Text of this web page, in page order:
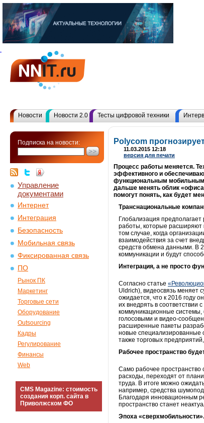
Новости Новости 2.0 Тесты цифровой техники
Подписка на новости:
Управление
документами
Интернет
Интеграция
Безопасность
Мобильная связь
Фиксированная связь
ПО
Рынок ПК
Маркетинг
Торговые сети
Оборудование
Outsourcing
Кадры
Регулирование
Финансы
Web
CMS Magazine: стоимость
создания корп. сайта в
Приволжском ФО
Polycom
11.03.2015 12:18
версия для печати
Процесс работы меняется.
эффективного и
функциональным мобильным
дальше менять облик
помогут понять, как будет
Транснациональные
Глобализация предполагает
работы, которые расширяют
том случае, когда
взаимодействия за счет
средств обмена данными. В
коммуникации и будут
Интеграция, а не просто
Согласно статье
Uldrich), видеосвязь меняет
ожидается, что к 2016 году
их внедрять в соответствии
коммуникационные
голосовыми и видео-
расширенные пакеты
новые специализированные
также торговых
Рабочее пространство
Само рабочее
расходы, переходят от
труда. В итоге можно
например, средства
Благодаря инновационным
пространство станет
Эпоха